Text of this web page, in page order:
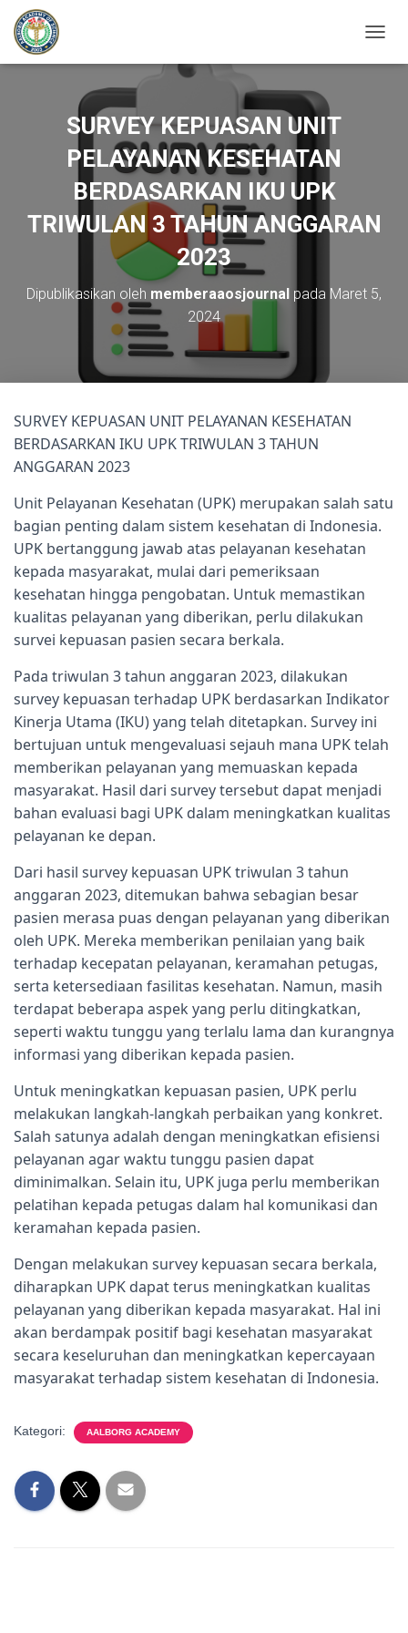
O
G
A
SURVEY KEPUASAN UNIT
PELAYANAN KESEHATAN
BERDASARKAN IKU UPK
TRIWULAN 3 TAHUN ANGGARAN
2023
Dipublikasikan oleh memberaaosjournal pada Maret 5,
2024
SURVEY KEPUASAN UNIT PELAYANAN KESEHATAN
BERDASARKAN IKU UPK TRIWULAN 3 TAHUN
ANGGARAN 2023
Unit Pelayanan Kesehatan (UPK) merupakan salah satu
bagian penting dalam sistem kesehatan di Indonesia.
UPK bertanggung jawab atas pelayanan kesehatan
kepada masyarakat, mulai dari pemeriksaan
kesehatan hingga pengobatan. Untuk memastikan
kualitas pelayanan yang diberikan, perlu dilakukan
survei kepuasan pasien secara berkala.
Pada triwulan 3 tahun anggaran 2023, dilakukan
survey kepuasan terhadap UPK berdasarkan Indikator
Kinerja Utama (IKU) yang telah ditetapkan. Survey ini
bertujuan untuk mengevaluasi sejauh mana UPK telah
memberikan pelayanan yang memuaskan kepada
masyarakat. Hasil dari survey tersebut dapat menjadi
bahan evaluasi bagi UPK dalam meningkatkan kualitas
pelayanan ke depan.
Dari hasil survey kepuasan UPK triwulan 3 tahun
anggaran 2023, ditemukan bahwa sebagian besar
pasien merasa puas dengan pelayanan yang diberikan
oleh UPK. Mereka memberikan penilaian yang baik
terhadap kecepatan pelayanan, keramahan petugas,
serta ketersediaan fasilitas kesehatan. Namun, masih
terdapat beberapa aspek yang perlu ditingkatkan,
seperti waktu tunggu yang terlalu lama dan kurangnya
informasi yang diberikan kepada pasien.
Untuk meningkatkan kepuasan pasien, UPK perlu
melakukan langkah-langkah perbaikan yang konkret.
Salah satunya adalah dengan meningkatkan efisiensi
pelayanan agar waktu tunggu pasien dapat
diminimalkan. Selain itu, UPK juga perlu memberikan
pelatihan kepada petugas dalam hal komunikasi dan
keramahan kepada pasien.
Dengan melakukan survey kepuasan secara berkala,
diharapkan UPK dapat terus meningkatkan kualitas
pelayanan yang diberikan kepada masyarakat. Hal ini
akan berdampak positif bagi kesehatan masyarakat
secara keseluruhan dan meningkatkan kepercayaan
masyarakat terhadap sistem kesehatan di Indonesia.
Kategori: AALBORG ACADEMY